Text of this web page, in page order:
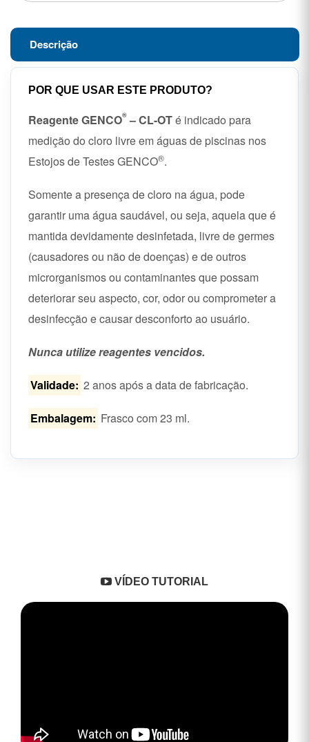
Descrição
POR QUE USAR ESTE PRODUTO?
Reagente GENCO® – CL-OTé indicado para
medição do cloro livre em águas de piscinas nos
Estojos de Testes GENCO®.
Somente a presença de cloro na água, pode
garantir uma água saudável, ou seja, aquela que é
mantida devidamente desinfetada, livre de germes
(causadores ou não de doenças) e de outros
microrganismos ou contaminantes que possam
deteriorar seu aspecto, cor, odor ou comprometer a
desinfecção e causar desconforto ao usuário.
Nunca utilize reagentes vencidos.
Validade: 2 anos após a data de fabricação.
Embalagem: Frasco com 23 ml.
VÍDEO TUTORIAL